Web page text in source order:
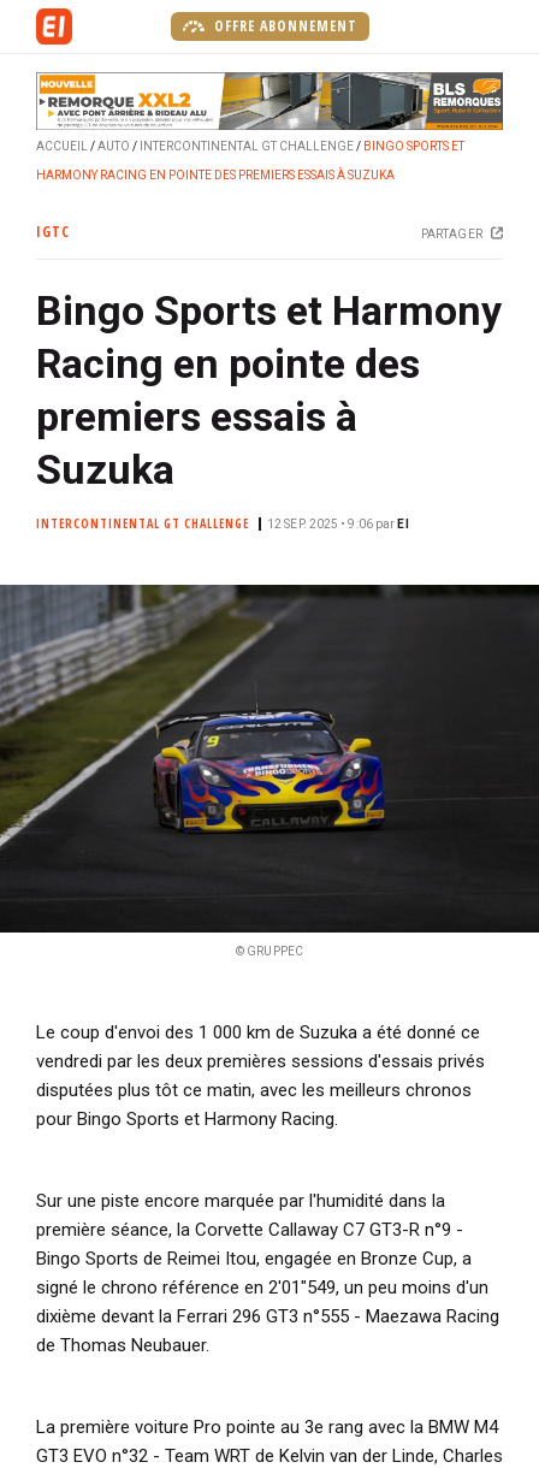
OFFRE ABONNEMENT
ACCUEIL AUTO INTERCONTINENTAL GT CHALLENGE BINGO SPORTS ET
HARMONY RACING EN POINTE DES PREMIERS ESSAIS À SUZUKA
IGTC PARTAGER
Bingo Sports et Harmony
Racing en pointe des
premiers essais à
Suzuka
INTERCONTINENTAL GT CHALLENGE 12 SEP. 2025 • 9:06 par EI
© GRUPPEC
Le coup d'envoi des 1 000 km de Suzuka a été donné ce
vendredi par les deux premières sessions d'essais privés
disputées plus tôt ce matin, avec les meilleurs chronos
pour Bingo Sports et Harmony Racing.
Sur une piste encore marquée par l'humidité dans la
première séance, la Corvette Callaway C7 GT3-R n°9 -
Bingo Sports de Reimei Itou, engagée en Bronze Cup, a
signé le chrono référence en 2'01"549, un peu moins d'un
dixième devant la Ferrari 296 GT3 n°555 - Maezawa Racing
de Thomas Neubauer.
La première voiture Pro pointe au 3e rang avec la BMW M4
GT3 EVO n°32 - Team WRT de Kelvin van der Linde, Charles